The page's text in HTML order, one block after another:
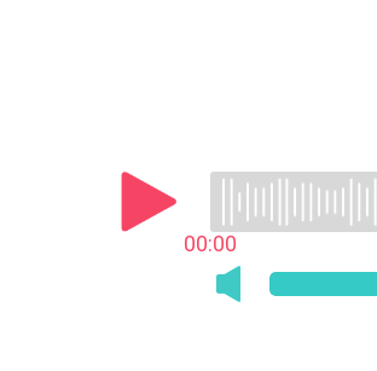
00:00